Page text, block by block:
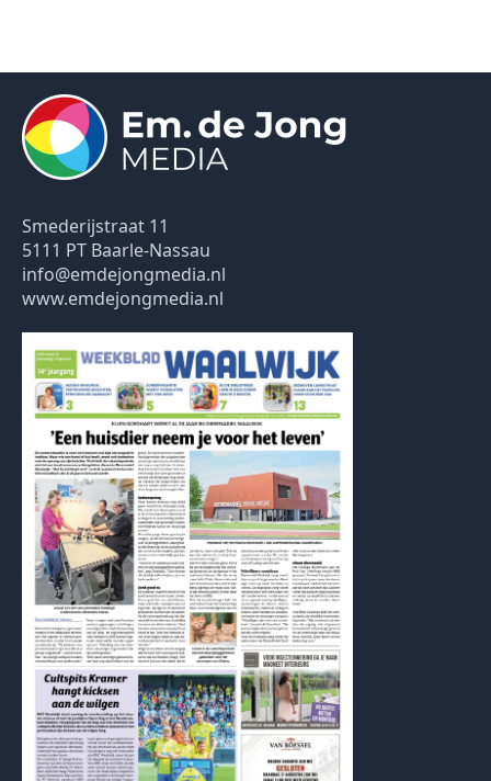
Smederijstraat 11
5111 PT Baarle-Nassau
info@emdejongmedia.nl
www.emdejongmedia.nl